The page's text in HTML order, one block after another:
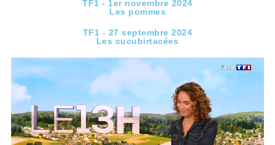
TF1 - 1er novembre 2024
Les pommes
TF1 - 27 septembre 2024
Les cucubirtacées